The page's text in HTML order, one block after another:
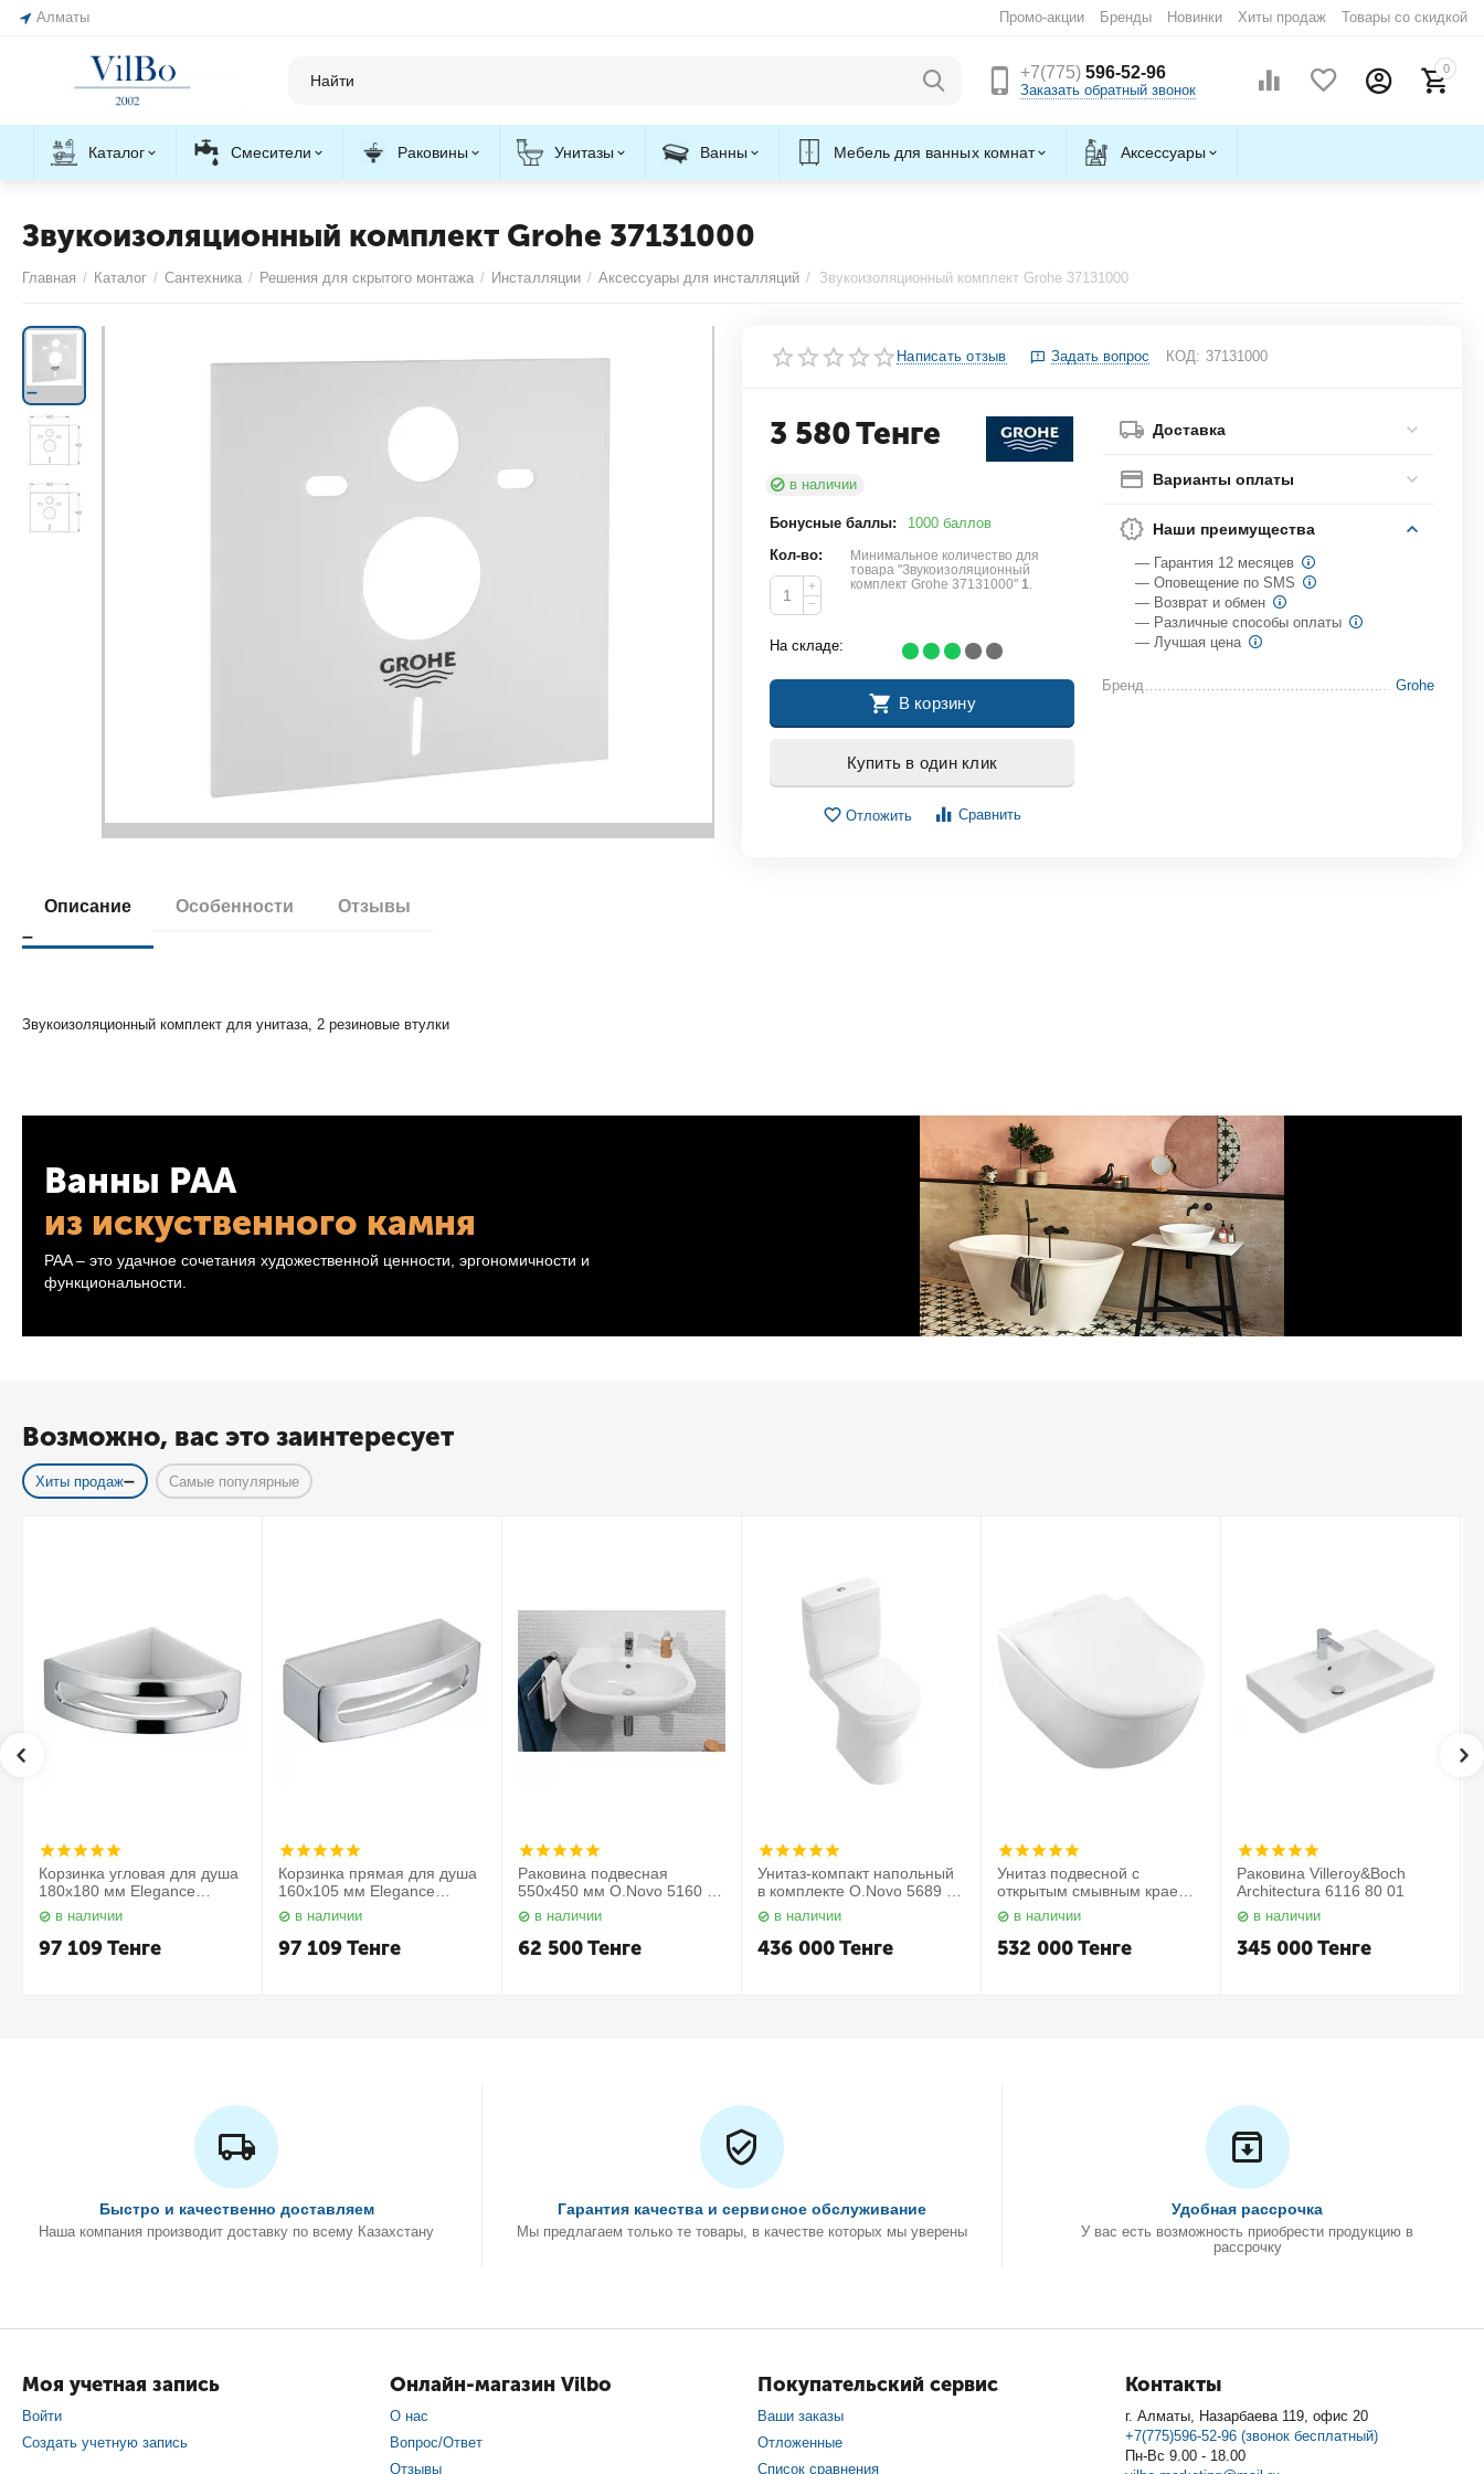
Алматы Промо-акции Бренды Новинки Хиты продаж Товары со скидкой
+7(775)596-52-96
Заказать обратный звонок
0
Каталог Смесители Раковины Унитазы Ванны Мебель для ванных комнат Аксессуары
Звукоизоляционный комплект Grohe 37131000
Главная / Каталог / Сантехника / Решения для скрытого монтажа / Инсталляции / Аксессуары для инсталляций / Звукоизоляционный комплект Grohe 37131000
Написать отзыв Задать вопрос КОД: 37131000
3 580Тенге
в наличии
Бонусные баллы:
1000 баллов
Кол-во:
+
−
Минимальное количество для
товара "Звукоизоляционный
комплект Grohe 37131000"1.
На складе:
В корзину
Купить в один клик
Отложить Сравнить
Доставка
Варианты оплаты
Наши преимущества
— Гарантия 12 месяцев
— Оповещение по SMS
— Возврат и обмен
— Различные способы оплаты
— Лучшая цена
Бренд Grohe
Описание Особенности Отзывы
Звукоизоляционный комплект для унитаза, 2 резиновые втулки
Ванны PAA
из искуственного камня
PAA – это удачное сочетания художественной ценности, эргономичности и
функциональности.
Возможно, вас это заинтересует
Хиты продаж Самые популярные
Корзинка угловая для душа
180х180 мм Elegance
11657010000 Keuco
в наличии
97 109Тенге
Корзинка прямая для душа
160х105 мм Elegance
11658010000 Keuco
в наличии
97 109Тенге
Раковина подвесная
550х450 мм O.Novo 5160 55
01 Villeroy&Boch
в наличии
62 500Тенге
Унитаз-компакт напольный
в комплекте O.Novo 5689 10
01 Villeroy&Boch
в наличии
436 000Тенге
Унитаз подвесной с
открытым смывным краем в
комплекте с сиденьем
Subway 2.0 5614 R2 01
Villeroy&Boch
в наличии
532 000Тенге
Раковина Villeroy&Boch
Architectura 6116 80 01
в наличии
345 000Тенге
Быстро и качественно доставляем
Наша компания производит доставку по всему Казахстану
Гарантия качества и сервисное обслуживание
Мы предлагаем только те товары, в качестве которых мы уверены
Удобная рассрочка
У вас есть возможность приобрести продукцию в
рассрочку
Моя учетная запись
Войти
Создать учетную запись
Онлайн-магазин Vilbo
О нас
Вопрос/Ответ
Отзывы
Покупательский сервис
Ваши заказы
Отложенные
Список сравнения
Контакты
г. Алматы, Назарбаева 119, офис 20
+7(775)596-52-96 (звонок бесплатный)
Пн-Вс 9.00 - 18.00